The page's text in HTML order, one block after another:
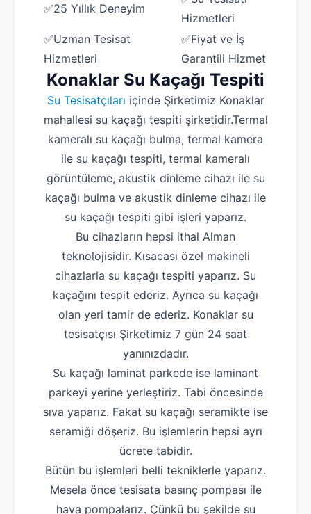
✅25 Yıllık Deneyim
Hizmetleri
✅Uzman Tesisat
Hizmetleri
✅Fiyat ve İş
Garantili Hizmet
Konaklar Su Kaçağı Tespiti
Su Tesisatçıları içinde Şirketimiz Konaklar
mahallesi su kaçağı tespiti şirketidir.Termal
kameralı su kaçağı bulma, termal kamera
ile su kaçağı tespiti, termal kameralı
görüntüleme, akustik dinleme cihazı ile su
kaçağı bulma ve akustik dinleme cihazı ile
su kaçağı tespiti gibi işleri yaparız.
Bu cihazların hepsi ithal Alman
teknolojisidir. Kısacası özel makineli
cihazlarla su kaçağı tespiti yaparız. Su
kaçağını tespit ederiz. Ayrıca su kaçağı
olan yeri tamir de ederiz. Konaklar su
tesisatçısı Şirketimiz 7 gün 24 saat
yanınızdadır.
Su kaçağı laminat parkede ise laminant
parkeyi yerine yerleştiriz. Tabi öncesinde
sıva yaparız. Fakat su kaçağı seramikte ise
seramiği döşeriz. Bu işlemlerin hepsi ayrı
ücrete tabidir.
Bütün bu işlemleri belli tekniklerle yaparız.
Mesela önce tesisata basınç pompası ile
hava pompalarız. Çünkü bu şekilde su